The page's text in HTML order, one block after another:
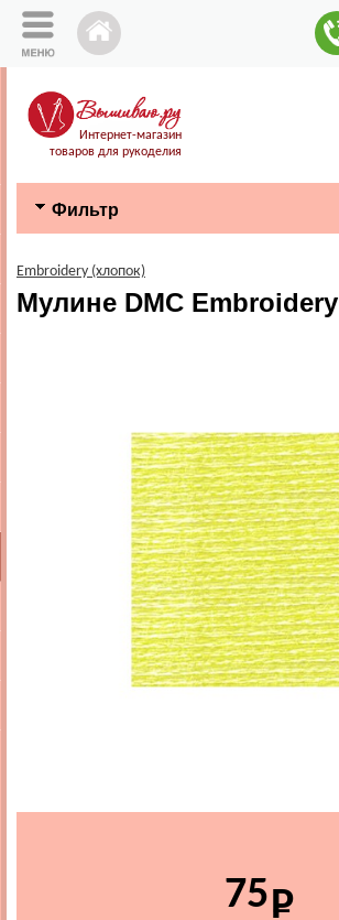
Интернет-магазин
товаров для рукоделия
Фильтр
Embroidery (хлопок)
Мулине DMC Embroidery
75